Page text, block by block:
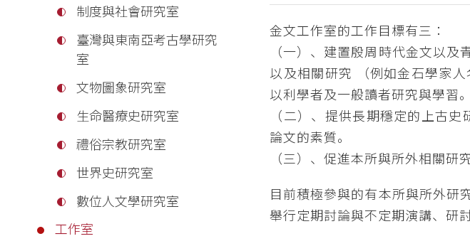
制度與社會研究室
臺灣與東南亞考古學研究
室
文物圖象研究室
生命醫療史研究室
禮俗宗教研究室
世界史研究室
數位人文學研究室
工作室
金文工作室的工作目標有三：
（一）、建置殷周時代金文以
以及相關研究 （例如金石學家
以利學者及一般讀者研究與學習。
（二）、提供長期穩定的上古
論文的素質。
（三）、促進本所與所外相關研
目前積極參與的有本所與所外研
舉行定期討論與不定期演講、研討